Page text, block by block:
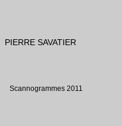
PIERRE SAVATIER
Scannogrammes 2011